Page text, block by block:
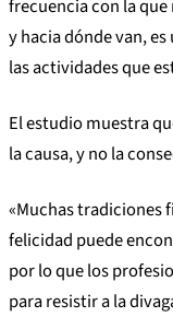
frecuencia con la
y hacia dónde van,
las actividades que
El estudio muestra
la causa, y no la
«Muchas tradiciones
felicidad puede
por lo que los
para resistir a la